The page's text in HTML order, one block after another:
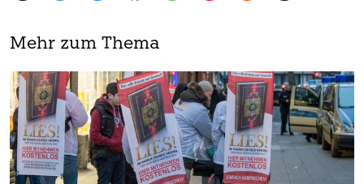
Mehr zum Thema